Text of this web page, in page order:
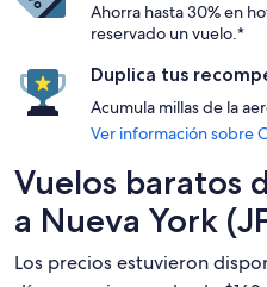
Ahorra hasta 30% en
reservado un vuelo.*
Duplica tus
Acumula millas de la
Ver información sobre
Vuelos baratos
a Nueva York
Los precios estuvieron